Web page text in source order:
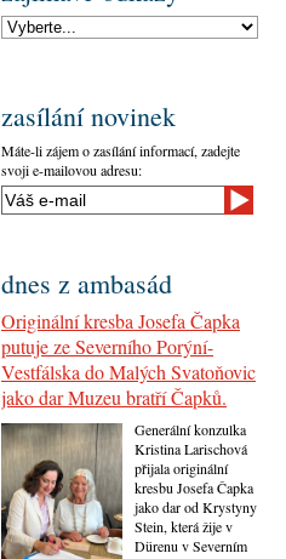
zasílání novinek
Máte-li zájem o zasílání informací, zadejte
svoji e-mailovou adresu:
dnes z ambasád
Originální kresba Josefa Čapka
putuje ze Severního Porýní-
Vestfálska do Malých Svatoňovic
jako dar Muzeu bratří Čapků.
Generální konzulka
Kristina Larischová
přijala originální
kresbu Josefa Čapka
jako dar od Krystyny
Stein, která žije v
Dürenu v Severním